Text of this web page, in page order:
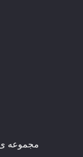
مجموعه ی